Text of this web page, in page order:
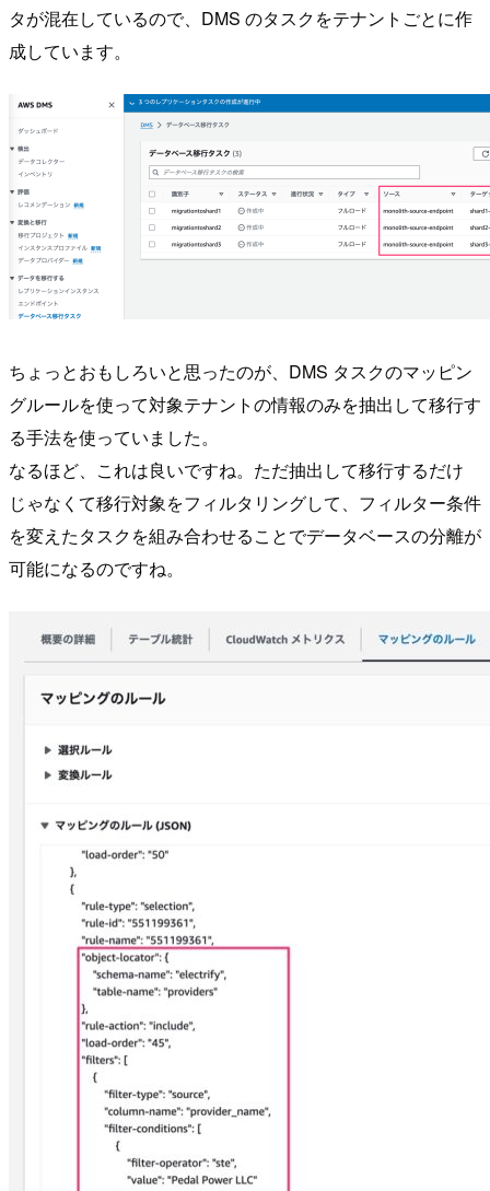
タが混在しているので、DMS のタスクをテナントごとに作
成しています。
ちょっとおもしろいと思ったのが、DMS タスクのマッピン
グルールを使って対象テナントの情報のみを抽出して移行す
る手法を使っていました。
なるほど、これは良いですね。ただ抽出して移行するだけ
じゃなくて移行対象をフィルタリングして、フィルター条件
を変えたタスクを組み合わせることでデータベースの分離が
可能になるのですね。